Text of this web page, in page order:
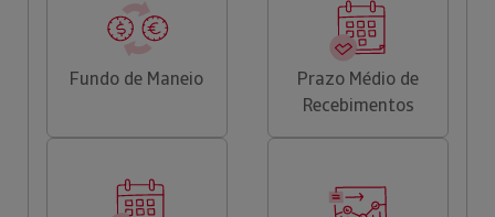
Fundo de Maneio
Prazo Médio de
Recebimentos